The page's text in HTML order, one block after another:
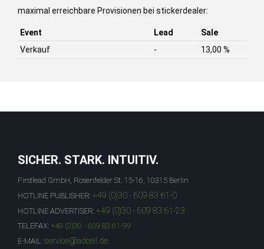
maximal erreichbare Provisionen bei stickerdealer:
Event Lead
Sale
Verkauf
- 13,00 %
SICHER. STARK. INTUITIV.
Firstlead GmbH, Rosenfelder St. 15-16, 10315 Berlin
HOTLINE PUBLISHER: +49 (0)30 - 609 83 61-0
HOTLINE ADVERTISER: +49 (0)30 - 609 83 61-23
TELEFAX: +49 (0)30 - 609 83 61-99
E-MAIL: service@adcell.de